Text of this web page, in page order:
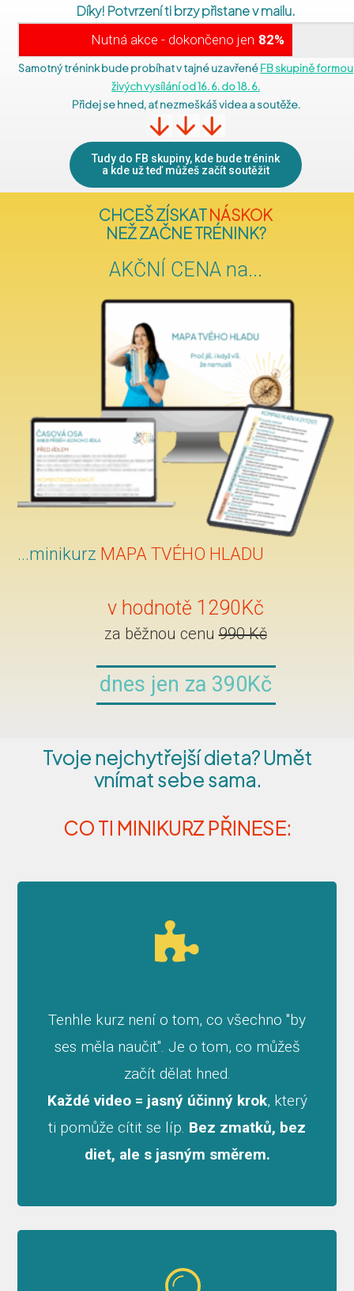
Díky! Potvrzení ti brzy přistane v mailu.
Nutná akce - dokončeno jen 82%
Samotný trénink bude probíhat v tajné uzavřenéFB skupině formou
živých vysílání od 16. 6. do 18. 6.
Přidej se hned, ať nezmeškáš videa a soutěže.
Tudy do FB skupiny, kde bude trénink
a kde už teď můžeš začít soutěžit
CHCEŠ ZÍSKATNÁSKOK
NEŽ ZAČNE TRÉNINK?
AKČNÍ CENA na...
...minikurz MAPA TVÉHO HLADU
v hodnotě 1290Kč
za běžnou cenu990 Kč
dnes jen za 390Kč
Tvoje nejchytřejší dieta? Umět
vnímat sebe sama.
CO TI MINIKURZ PŘINESE:
Tenhle kurz není o tom, co všechno "by
ses měla naučit". Je o tom, co můžeš
začít dělat hned.
Každé video = jasný účinný krok, který
ti pomůže cítit se líp. Bez zmatků, bez
diet, ale s jasným směrem.